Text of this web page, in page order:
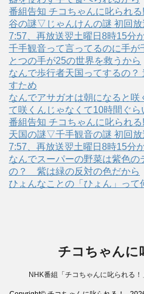
番組告知 チコちゃんに叱られ
谷の謎▽じゃんけんの謎 初回放
7:57、再放送翌土曜日8時15分
千手観音って言ってるのに手が
とつの手が25の世界を救うから
なんで歩行者天国ってするの？
すため
なんでアサガオは朝になると咲
て咲くんじゃなくて10時間ぐら
番組告知 チコちゃんに叱られ
天国の謎▽千手観音の謎 初回放
7:57、再放送翌土曜日8時15分
なんでスーパーの野菜は紫色の
の？ 紫は緑の反対の色だから
ひょんなことの「ひょん」っ
チコちゃんに
NHK番組「チコちゃんに叱られる